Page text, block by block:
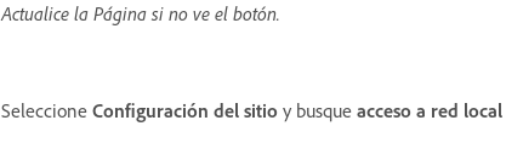
Actualice la Página si no ve el botón.
Seleccione Configuración del sitio y busque acceso a red local